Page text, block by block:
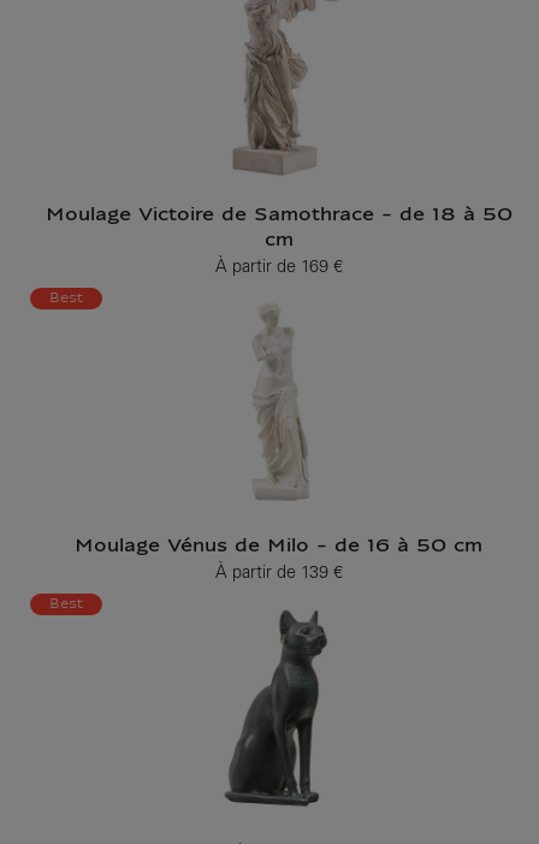
Moulage Victoire de Samothrace - de 18 à 50
cm
À partir dePrix ​​actuel
169 €
Best
Moulage Vénus de Milo - de 16 à 50 cm
À partir dePrix ​​actuel
139 €
Best